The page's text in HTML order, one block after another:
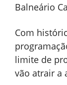
Balneário
Com
limite de
vão atrair a